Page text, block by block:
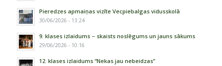
Pieredzes apmaiņas vizīte Vecpiebalgas vidusskolā
30/06/2026 - 13:24
9. klases izlaidums – skaists noslēgums un jauns sākums
29/06/2026 - 10:16
12. klases izlaidums “Nekas jau nebeidzas”